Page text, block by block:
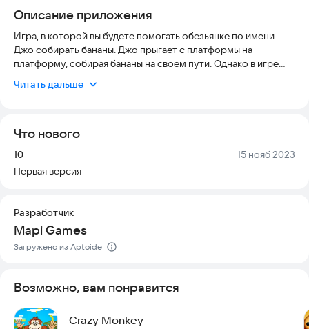
Описание приложения
Игра, в которой вы будете помогать обезьянке по имени
Джо собирать бананы. Джо прыгает с платформы на
платформу, собирая бананы на своем пути. Однако в игре
успеху. Игра подходит для всех возрастов и не требует
динамичный и увлекательный. Соберите как можно больше
Читать дальше
Что нового
Версия:
10 Дата:
15 нояб 2023
Первая версия
Разработчик
Mapi Games
Загружено из Aptoide
Возможно, вам понравится
Crazy Monkey